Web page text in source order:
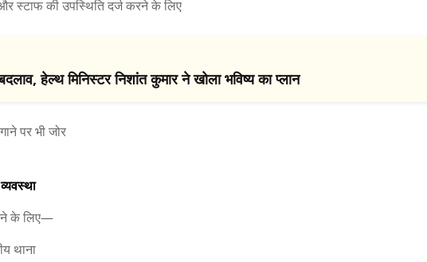
स्टाफ की उपस्थिति दर्ज करने के लिए
हेल्थ मिनिस्टर निशांत कुमार ने खोला भविष्य का प्लान
पर भी जोर
के लिए—
थाना